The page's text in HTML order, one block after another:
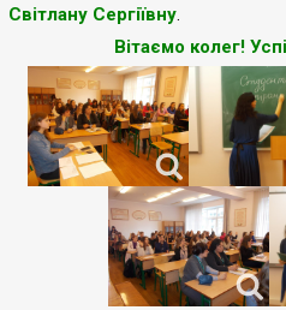
Світлану Сергіївну.
Вітаємо колег!